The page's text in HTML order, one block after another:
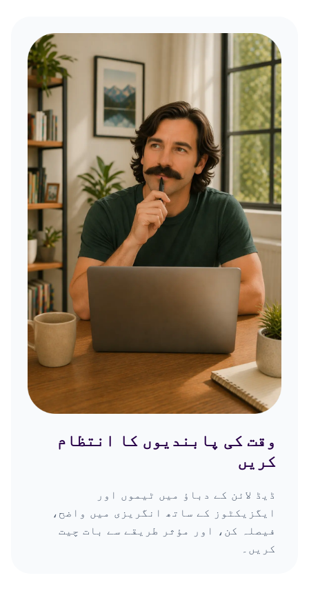
وقت کی پابندیوں کا انتظام
کریں
ڈیڈ لائن کے دباؤ میں ٹیموں اور
ایگزیکٹوز کے ساتھ انگریزی میں واضح،
فیصلہ کن، اور مؤثر طریقے سے بات چیت
کریں۔